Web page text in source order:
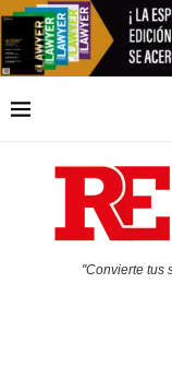
"Convierte tus